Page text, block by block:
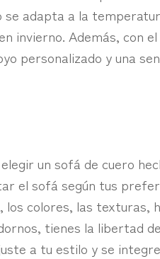
se adapta a la
invierno. Además, con
personalizado y una
un sofá de cuero
el sofá según tus
colores, las texturas,
tienes la libertad
a tu estilo y se